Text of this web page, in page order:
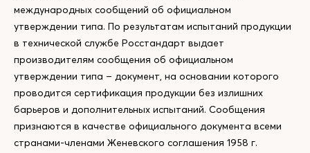
международных сообщений об официальном
утверждении типа. По результатам испытаний продукции
в технической службе Росстандарт выдает
производителям сообщения об официальном
утверждении типа – документ, на основании которого
проводится сертификация продукции без излишних
барьеров и дополнительных испытаний. Сообщения
признаются в качестве официального документа всеми
странами-членами Женевского соглашения 1958 г.